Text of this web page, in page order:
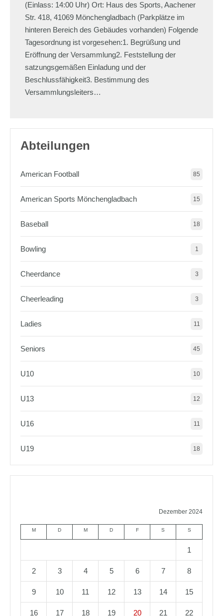
(Einlass: 14:00 Uhr) Ort: Haus des Sports, Aachener
Str. 418, 41069 Mönchengladbach (Parkplätze im
hinteren Bereich des Gebäudes vorhanden) Folgende
Tagesordnung ist vorgesehen:1. Begrüßung und
Eröffnung der Versammlung2. Feststellung der
satzungsgemäßen Einladung und der
Beschlussfähigkeit3. Bestimmung des
Versammlungsleiters…
Abteilungen
American Football 85
American Sports Mönchengladbach 15
Baseball 18
Bowling 1
Cheerdance 3
Cheerleading 3
Ladies 11
Seniors 45
U10 10
U13 12
U16 11
U19 18
Dezember 2024
M D M D F S S
1
2 3 4 5 6 7 8
9 10 11 12 13 14 15
16 17 18 19 20 21 22